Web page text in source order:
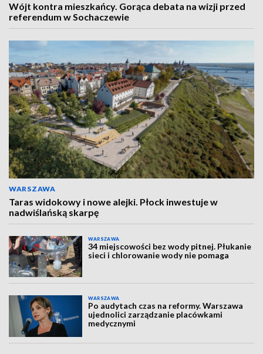
Wójt kontra mieszkańcy. Gorąca debata na wizji przed
referendum w Sochaczewie
WARSZAWA
Taras widokowy i nowe alejki. Płock inwestuje w
nadwiślańską skarpę
WARSZAWA
34 miejscowości bez wody pitnej. Płukanie
sieci i chlorowanie wody nie pomaga
WARSZAWA
Po audytach czas na reformy. Warszawa
ujednolici zarządzanie placówkami
medycznymi